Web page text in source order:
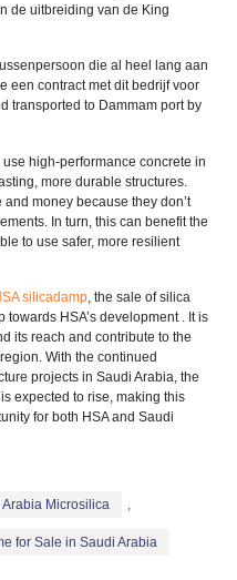
de uitbreiding van de King
die al heel lang aan
een contract met dit bedrijf voor
transported to Dammam port by
high-performance concrete in
, more durable structures.
money because they don’t
. In turn, this can benefit the
to use safer, more resilient
silicadamp, the sale of silica
towards HSA’s development. It is
its reach and contribute to the
. With the continued
projects in Saudi Arabia, the
expected to rise, making this
for both HSA and Saudi
Microsilica
for Sale in Saudi Arabia